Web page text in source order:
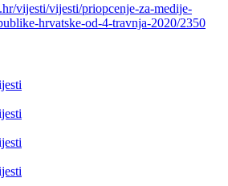
vijesti/vijesti/priopcenje-za-medije-
hrvatske-od-4-travnja-2020/2350